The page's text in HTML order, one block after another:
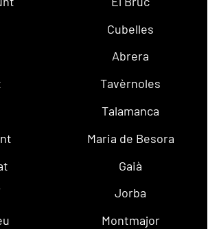
Cubelles
Abrera
Tavèrnoles
Talamanca
Maria de Besora
Gaià
Jorba
Montmajor